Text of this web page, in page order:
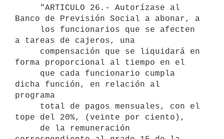
Banco de Previsión Social a abonar, a
a tareas de cajeros, una
forma proporcional al tiempo en el
dicha función, en relación al
programa
tope del 20%, (veinte por ciento),